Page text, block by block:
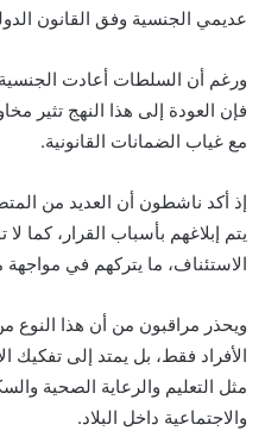
عديمي الجنسية وفق القانون
فإن العودة إلى هذا النهج تثير
مع غياب الضمانات القانونية.
إذ أكد ناشطون أن العديد من
يتم إبلاغهم بأسباب القرار، كما
الاستئناف، ما يتركهم في
ويحذر مراقبون من أن هذا النوع
الأفراد فقط، بل يمتد إلى
مثل التعليم والرعاية الصحية
والاجتماعية داخل البلاد.